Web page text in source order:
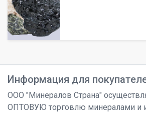
Информация для
ООО "Минералов Страна"
ОПТОВУЮ торговлю минералами и